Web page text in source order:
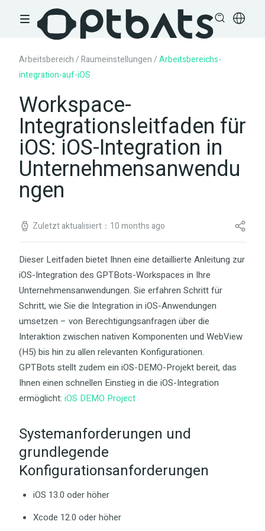
Arbeitsbereich/Raumeinstellungen/Arbeitsbereichs­
integration-auf-iOS
Workspace-
Integrationsleitfaden für
iOS: iOS-Integration in
Unternehmensanwendu
ngen
Zuletzt aktualisiert：10 months ago
Dieser Leitfaden bietet Ihnen eine detaillierte Anleitung zur
iOS-Integration des GPTBots-Workspaces in Ihre
Unternehmensanwendungen. Sie erfahren Schritt für
Schritt, wie Sie die Integration in iOS-Anwendungen
umsetzen – von Berechtigungsanfragen über die
Interaktion zwischen nativen Komponenten und WebView
(H5) bis hin zu allen relevanten Konfigurationen.
GPTBots stellt zudem ein iOS-DEMO-Projekt bereit, das
Ihnen einen schnellen Einstieg in die iOS-Integration
ermöglicht: iOS DEMO Project
Systemanforderungen und
grundlegende
Konfigurationsanforderungen
iOS 13.0 oder höher
Xcode 12.0 oder höher